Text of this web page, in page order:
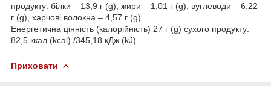
продукту: білки – 13,9 г (g), жири – 1,01 г (g), вуглеводи – 6,22
г (g), харчові волокна – 4,57 г (g).
Енергетична цінність (калорійність) 27 г (g) сухого продукту:
82,5 ккал (kcal) /345,18 кДж (kJ).
Приховати